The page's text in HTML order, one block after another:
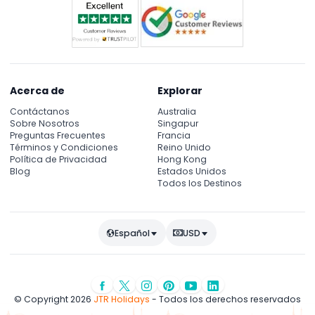
Acerca de
Contáctanos
Sobre Nosotros
Preguntas Frecuentes
Términos y Condiciones
Política de Privacidad
Blog
Explorar
Australia
Singapur
Francia
Reino Unido
Hong Kong
Estados Unidos
Todos los Destinos
Español USD
© Copyright 2026 JTR Holidays - Todos los derechos reservados